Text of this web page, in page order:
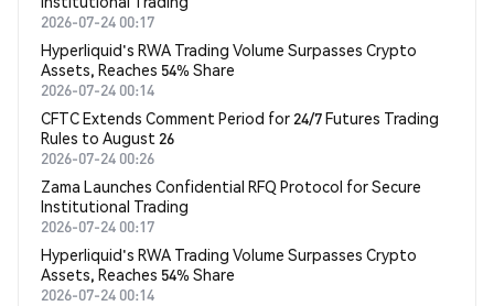
2026-07-24 00:17
Hyperliquid's RWA Trading Volume Surpasses Crypto
Assets, Reaches 54% Share
2026-07-24 00:14
CFTC Extends Comment Period for 24/7 Futures Trading
Rules to August 26
2026-07-24 00:26
Zama Launches Confidential RFQ Protocol for Secure
Institutional Trading
2026-07-24 00:17
Hyperliquid's RWA Trading Volume Surpasses Crypto
Assets, Reaches 54% Share
2026-07-24 00:14